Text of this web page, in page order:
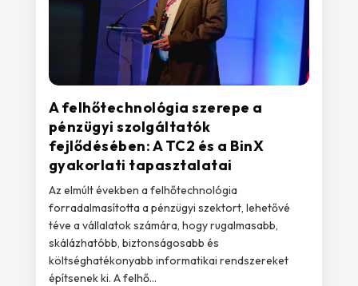
A felhőtechnológia szerepe a
pénzügyi szolgáltatók
fejlődésében: A TC2 és a BinX
gyakorlati tapasztalatai
Az elmúlt években a felhőtechnológia
forradalmasította a pénzügyi szektort, lehetővé
téve a vállalatok számára, hogy rugalmasabb,
skálázhatóbb, biztonságosabb és
költséghatékonyabb informatikai rendszereket
építsenek ki. A felhő...